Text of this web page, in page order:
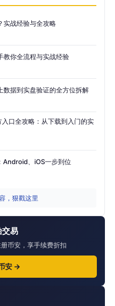
实战经验与全攻略
教你全流程与实战经验
数据到实盘验证的全方位拆解
口全攻略：从下载到入门的实
Android、iOS一步到位
，狠戳这里
交易
币安，享手续费折扣
安 →